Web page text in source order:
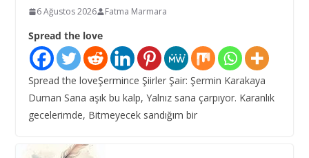
6 Ağustos 2026 Fatma Marmara
Spread the love
Spread the loveŞermince Şiirler Şair: Şermin Karakaya
Duman Sana aşık bu kalp, Yalnız sana çarpıyor. Karanlık
gecelerimde, Bitmeyecek sandığım bir